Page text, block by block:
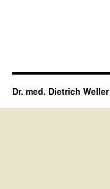
Dr. med. Dietrich Weller